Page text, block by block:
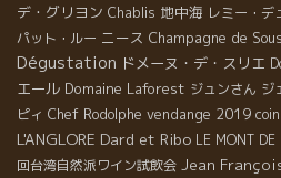
デ・グリヨン Chablis 地中海 レミー・デ
パット・ルー ニース Champagne de
Dégustation ドメーヌ・デ・スリエ
エール Domaine Laforest ジュンさん ジ
ピィ Chef Rodolphe vendange 2019
L'ANGLORE Dard et Ribo LE MONT DE
回台湾自然派ワイン試飲会 Jean